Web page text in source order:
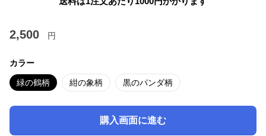
2,500 円
カラー
緑の鶴柄 紺の象柄 黒のパンダ柄
購入画面に進む